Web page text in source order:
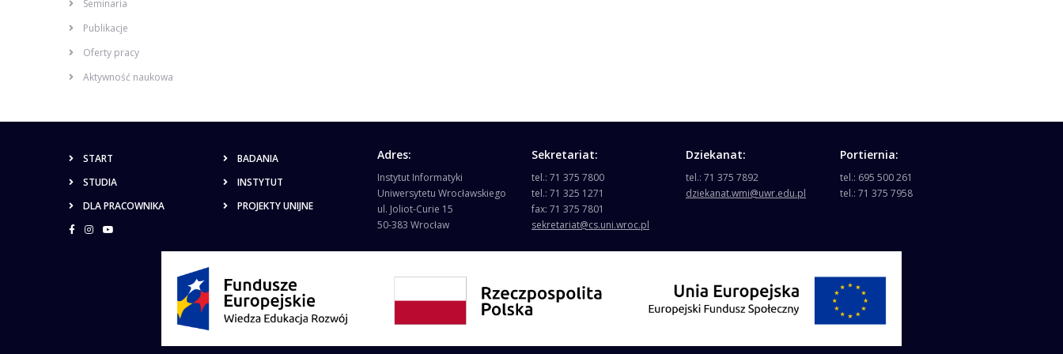
Seminaria
Publikacje
Oferty pracy
Aktywność naukowa
START
STUDIA
DLA PRACOWNIKA
BADANIA
INSTYTUT
PROJEKTY UNIJNE
Adres:
Instytut Informatyki
Uniwersytetu Wrocławskiego
ul. Joliot-Curie 15
50-383 Wrocław
Sekretariat:
tel.: 71 375 7800
tel.: 71 325 1271
fax: 71 375 7801
sekretariat@cs.uni.wroc.pl
Dziekanat:
tel.: 71 375 7892
dziekanat.wmi@uwr.edu.pl
Portiernia:
tel.: 695 500 261
tel.: 71 375 7958